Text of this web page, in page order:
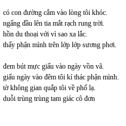
có con đường cắm vào lòng tôi khóc.
ngẩng đầu lên tia mắt rạch rung trời.
hồn du thoại với vì sao xa lắc.
thấy phận mình trên lớp lớp sương phơi.
đem bút mực giấu vào ngày vồn vã.
giấu ngày vào đêm tôi kí thác phận mình.
tờ không gian quắp tôi về phố lạ.
duỗi trùng trùng tam giác cô đơn